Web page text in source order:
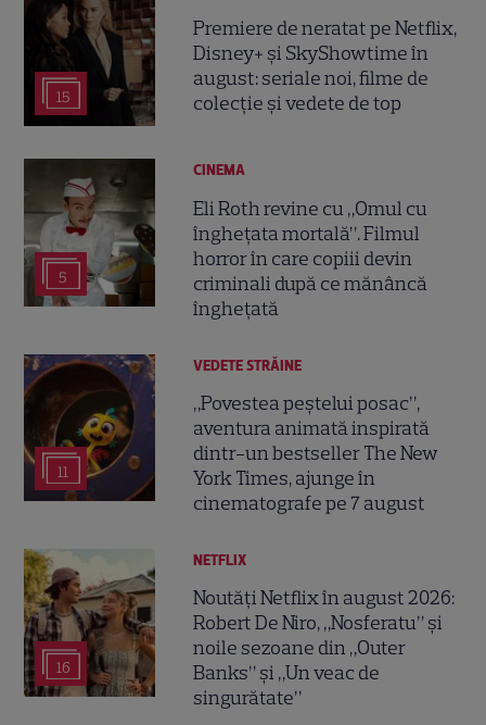
15
Premiere de neratat pe Netflix,
Disney+ și SkyShowtime în
august: seriale noi, filme de
colecție și vedete de top
5
CINEMA
Eli Roth revine cu „Omul cu
înghețata mortală”. Filmul
horror în care copiii devin
criminali după ce mănâncă
înghețată
11
VEDETE STRĂINE
„Povestea peștelui posac”,
aventura animată inspirată
dintr-un bestseller The New
York Times, ajunge în
cinematografe pe 7 august
16
NETFLIX
Noutăți Netflix în august 2026:
Robert De Niro, „Nosferatu” și
noile sezoane din „Outer
Banks” și „Un veac de
singurătate”